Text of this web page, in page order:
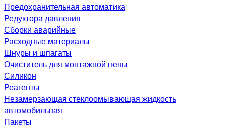
Предохранительная автоматика
Редуктора давления
Сборки аварийные
Расходные материалы
Шнуры и шпагаты
Очиститель для монтажной пены
Силикон
Реагенты
Незамерзающая стеклоомывающая жидкость
автомобильная
Пакеты